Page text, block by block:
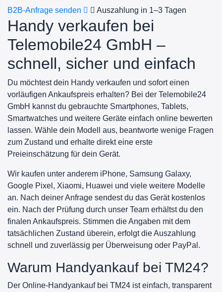
B2B-Anfrage senden Auszahlung in 1–3 Tagen
Handy verkaufen bei
Telemobile24 GmbH –
schnell, sicher und einfach
Du möchtest dein Handy verkaufen und sofort einen
vorläufigen Ankaufspreis erhalten? Bei der Telemobile24
GmbH kannst du gebrauchte Smartphones, Tablets,
Smartwatches und weitere Geräte einfach online bewerten
lassen. Wähle dein Modell aus, beantworte wenige Fragen
zum Zustand und erhalte direkt eine erste
Preieinschätzung für dein Gerät.
Wir kaufen unter anderem iPhone, Samsung Galaxy,
Google Pixel, Xiaomi, Huawei und viele weitere Modelle
an. Nach deiner Anfrage sendest du das Gerät kostenlos
ein. Nach der Prüfung durch unser Team erhältst du den
finalen Ankaufspreis. Stimmen die Angaben mit dem
tatsächlichen Zustand überein, erfolgt die Auszahlung
schnell und zuverlässig per Überweisung oder PayPal.
Warum Handyankauf bei TM24?
Der Online-Handyankauf bei TM24 ist einfach, transparent